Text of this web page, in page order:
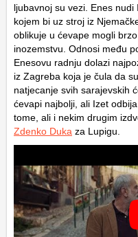
ljubavnoj su vezi. Enes
kojem bi uz stroj iz
oblikuje u ćevape mogli
inozemstvu. Odnosi među
Enesovu radnju dolazi
iz Zagreba koja je čula da
natjecanje svih sarajevskih
ćevapi najbolji, ali Izet
tome, ali i nekim drugim
Zdenko Duka za Lupigu.